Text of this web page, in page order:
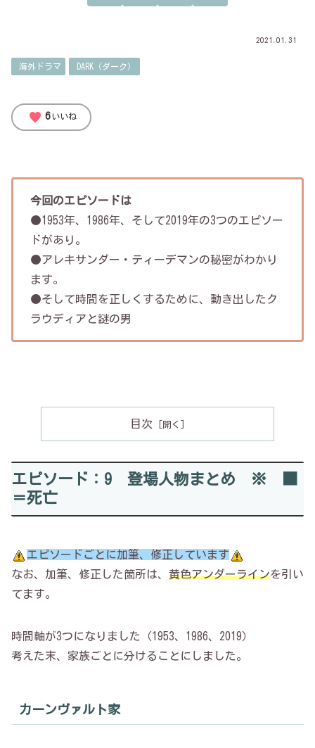
2021.01.31
海外ドラマ DARK（ダーク）
favorite 6 いいね
今回のエピソードは
●1953年、1986年、そして2019年の3つのエピソー
ドがあり。
●アレキサンダー・ティーデマンの秘密がわかり
ます。
●そして時間を正しくするために、動き出したク
ラウディアと謎の男
目次
エピソード：9 登場人物まとめ ※ ■
＝死亡
エピソードごとに加筆、修正しています
なお、加筆、修正した箇所は、 黄色アンダーラインを引い
てます。
時間軸が3つになりました（1953、1986、2019）
考えた末、家族ごとに分けることにしました。
カーンヴァルト家